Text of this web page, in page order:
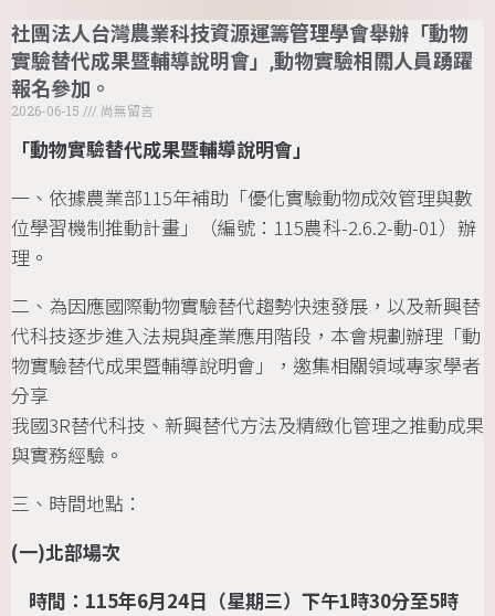
社團法人台灣農業科技資源運籌管理學會舉辦「動物
實驗替代成果暨輔導說明會」,動物實驗相關人員踴躍
報名參加。
2026-06-15 尚無留言
「動物實驗替代成果暨輔導說明會」
一、依據農業部115年補助「優化實驗動物成效管理與數
位學習機制推動計畫」（編號：115農科-2.6.2-動-01）辦
理。
二、為因應國際動物實驗替代趨勢快速發展，以及新興替
代科技逐步進入法規與產業應用階段，本會規劃辦理「動
物實驗替代成果暨輔導說明會」，邀集相關領域專家學者
分享
我國3R替代科技、新興替代方法及精緻化管理之推動成果
與實務經驗。
三、時間地點：
(一)北部場次
時間： 115年6月24日（星期三）下午1時30分至5時